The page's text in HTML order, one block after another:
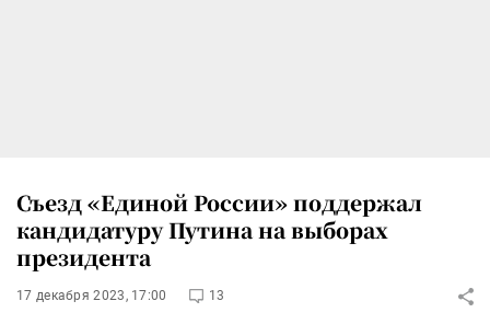
Съезд «Единой России» поддержал
кандидатуру Путина на выборах
президента
17 декабря 2023, 17:00 13